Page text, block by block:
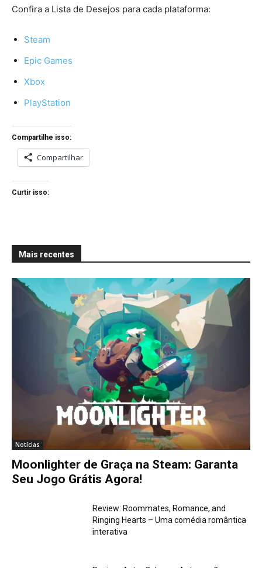
Confira a Lista de Desejos para cada plataforma:
Steam
Epic Games
Xbox
PlayStation
Compartilhe isso:
Compartilhar
Curtir isso:
Mais recentes
Notícias
Moonlighter de Graça na Steam: Garanta
Seu Jogo Grátis Agora!
Review: Roommates, Romance, and
Ringing Hearts – Uma comédia romântica
interativa